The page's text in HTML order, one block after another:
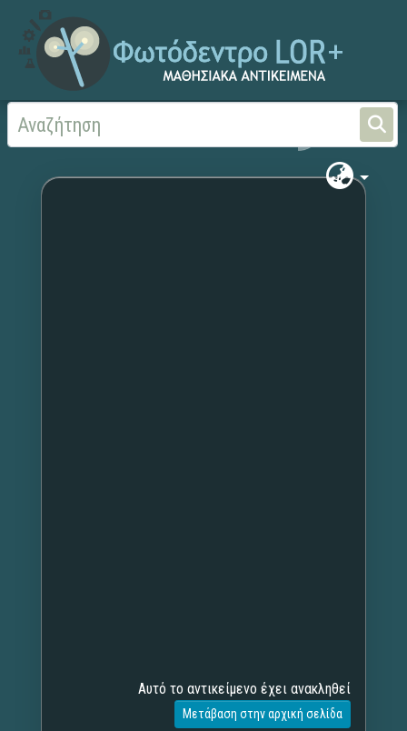
Αρχική Χωρίς τίτλο
Αυτό το αντικείμενο έχει ανακληθεί
Μετάβαση στην αρχική σελίδα